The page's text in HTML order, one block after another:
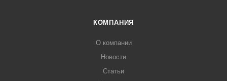
КОМПАНИЯ
О компании
Новости
Статьи